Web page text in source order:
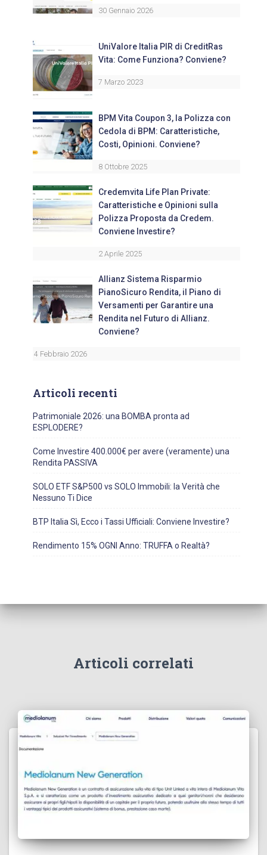
30 Gennaio 2026
UniValore Italia PIR di CreditRas
Vita: Come Funziona? Conviene?
7 Marzo 2023
BPM Vita Coupon 3, la Polizza con
Cedola di BPM: Caratteristiche,
Costi, Opinioni. Conviene?
8 Ottobre 2025
Credemvita Life Plan Private:
Caratteristiche e Opinioni sulla
Polizza Proposta da Credem.
Conviene Investire?
2 Aprile 2025
Allianz Sistema Risparmio
PianoSicuro Rendita, il Piano di
Versamenti per Garantire una
Rendita nel Futuro di Allianz.
Conviene?
4 Febbraio 2026
Articoli recenti
Patrimoniale 2026: una BOMBA pronta ad
ESPLODERE?
Come Investire 400.000€ per avere (veramente) una
Rendita PASSIVA
SOLO ETF S&P500 vs SOLO Immobili: la Verità che
Nessuno Ti Dice
BTP Italia Sì, Ecco i Tassi Ufficiali: Conviene Investire?
Rendimento 15% OGNI Anno: TRUFFA o Realtà?
Articoli correlati